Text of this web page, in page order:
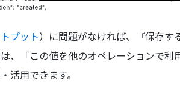
プット）に問題がなければ、『保存す
、「この値を他のオペレーションで
活用できます。